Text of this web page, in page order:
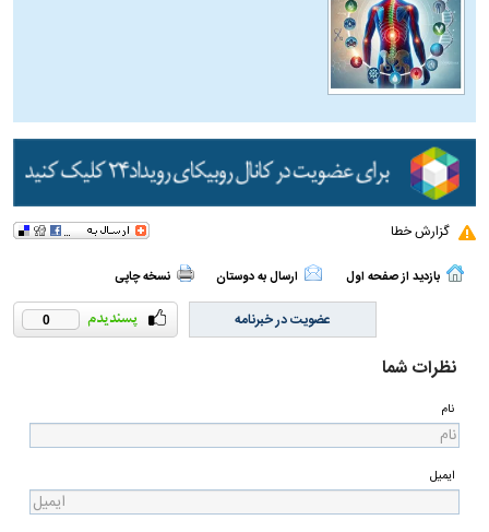
گزارش خطا
بازدید از صفحه اول ارسال به دوستان نسخه چاپی
0 عضویت در خبرنامه
نظرات شما
نام
ایمیل